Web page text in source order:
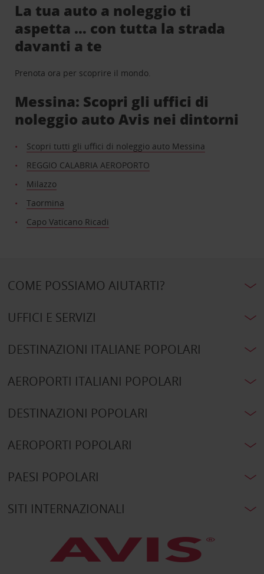
La tua auto a noleggio ti
aspetta … con tutta la strada
davanti a te
Prenota ora per scoprire il mondo.
Messina: Scopri gli uffici di
noleggio auto Avis nei dintorni
Scopri tutti gli uffici di noleggio auto Messina
REGGIO CALABRIA AEROPORTO
Milazzo
Taormina
Capo Vaticano Ricadi
COME POSSIAMO AIUTARTI?
UFFICI E SERVIZI
DESTINAZIONI ITALIANE POPOLARI
AEROPORTI ITALIANI POPOLARI
DESTINAZIONI POPOLARI
AEROPORTI POPOLARI
PAESI POPOLARI
SITI INTERNAZIONALI